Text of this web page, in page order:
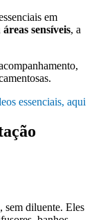
em
sensíveis, a
essenciais, aqui
, sem diluente. Eles